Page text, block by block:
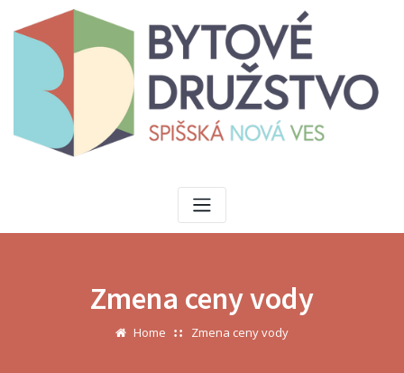
Zmena ceny vody
Home Zmena ceny vody